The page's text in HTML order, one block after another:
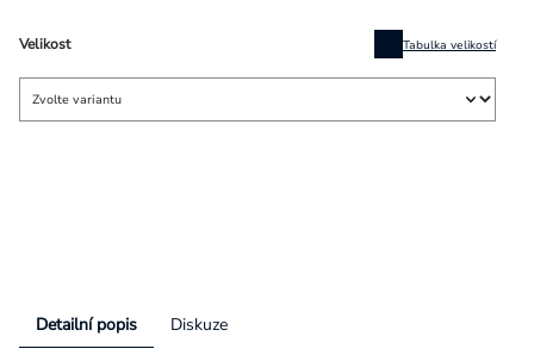
Velikost Tabulka velikostí
Detailní popis Diskuze